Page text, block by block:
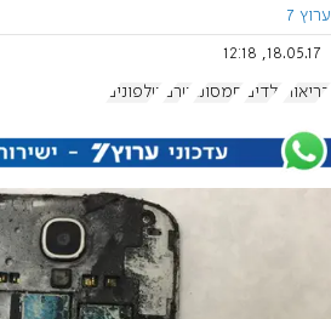
ערוץ 7
18.05.17, 12:18
בריאות ילדים סמסונג טרם טלפונים